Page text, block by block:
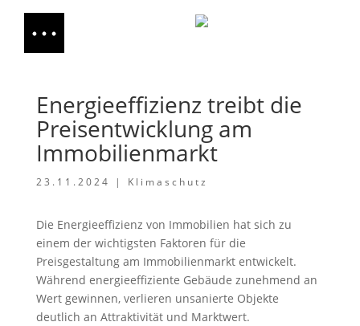
Energieeffizienz treibt die
Preisentwicklung am
Immobilienmarkt
23.11.2024 | Klimaschutz
Die Energieeffizienz von Immobilien hat sich zu
einem der wichtigsten Faktoren für die
Preisgestaltung am Immobilienmarkt entwickelt.
Während energieeffiziente Gebäude zunehmend an
Wert gewinnen, verlieren unsanierte Objekte
deutlich an Attraktivität und Marktwert.